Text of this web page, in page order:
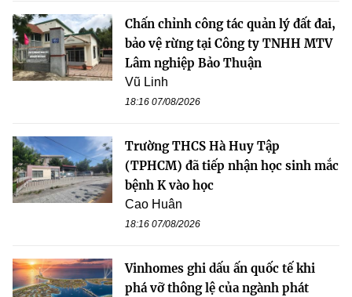
Chấn chỉnh công tác quản lý đất đai,
bảo vệ rừng tại Công ty TNHH MTV
Lâm nghiệp Bảo Thuận
Vũ Linh
18:16 07/08/2026
Trường THCS Hà Huy Tập
(TPHCM) đã tiếp nhận học sinh mắc
bệnh K vào học
Cao Huân
18:16 07/08/2026
Vinhomes ghi dấu ấn quốc tế khi
phá vỡ thông lệ của ngành phát